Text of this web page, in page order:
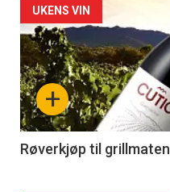
Forsiden
akkurat
nå
-
4
+
UKENS VIN
Røverkjøp til grillmaten